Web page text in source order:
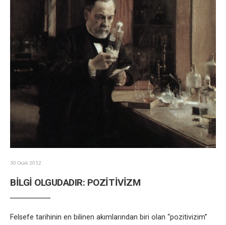
30 Ocak 2012
BİLGİ OLGUDADIR: POZİTİVİZM
Felsefe tarihinin en bilinen akımlarından biri olan “pozitivizim”